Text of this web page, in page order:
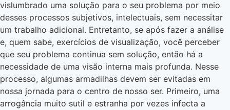
vislumbrado uma solução para o seu problema por meio
desses processos subjetivos, intelectuais, sem necessitar
um trabalho adicional. Entretanto, se após fazer a análise
e, quem sabe, exercícios de visualização, você perceber
que seu problema continua sem solução, então há a
necessidade de uma visão interna mais profunda. Nesse
processo, algumas armadilhas devem ser evitadas em
nossa jornada para o centro de nosso ser. Primeiro, uma
arrogância muito sutil e estranha por vezes infecta a